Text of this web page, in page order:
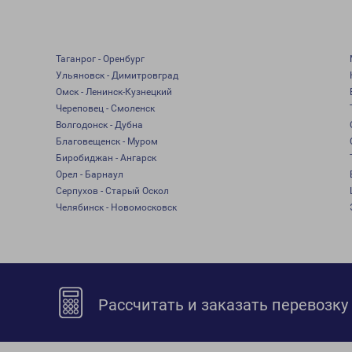
Таганрог - Оренбург
Ульяновск - Димитровград
Омск - Ленинск-Кузнецкий
Череповец - Смоленск
Волгодонск - Дубна
Благовещенск - Муром
Биробиджан - Ангарск
Орел - Барнаул
Серпухов - Старый Оскол
Челябинск - Новомосковск
Рассчитать и заказать перевозку